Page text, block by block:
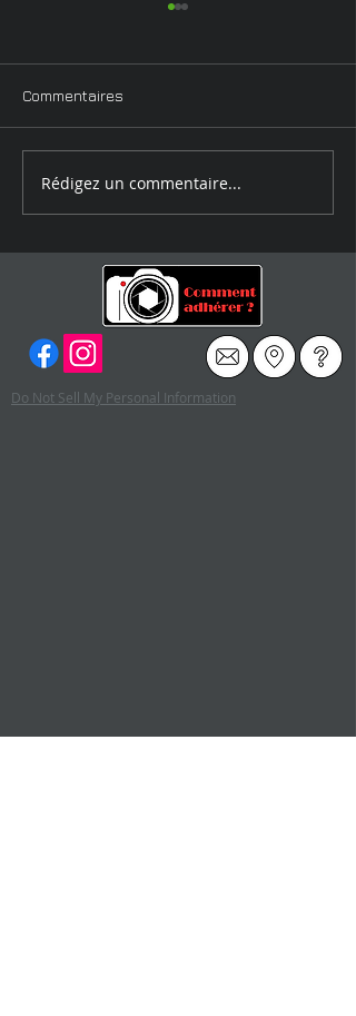
Mario Giacomelli &
Franco Fontana à la
Commentaires
Rédigez un commentaire...
Do Not Sell My Personal Information